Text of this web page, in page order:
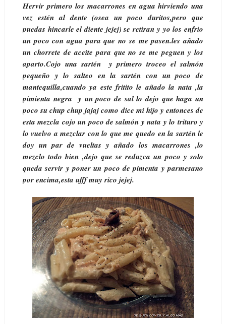
Hervir primero los macarrones en agua hirviendo una
vez estén al dente (osea un poco duritos,pero que
puedas hincarle el diente jejej) se retiran y yo los enfrio
un poco con agua para que no se me pasen.les añado
un chorrete de aceite para que no se me peguen y los
aparto.Cojo una sartén y primero troceo el salmón
pequeño y lo salteo en la sartén con un poco de
mantequilla,cuando ya este fritito le añado la nata ,la
pimienta negra y un poco de sal lo dejo que haga un
poco su chup chup jajaj como dice mi hijo y entonces de
esta mezcla cojo un poco de salmón y nata y lo trituro y
lo vuelvo a mezclar con lo que me quedo en la sartén le
doy un par de vueltas y añado los macarrones ,lo
mezclo todo bien ,dejo que se reduzca un poco y solo
queda servir y poner un poco de pimenta y parmesano
por encima,esta ufff muy rico jejej.